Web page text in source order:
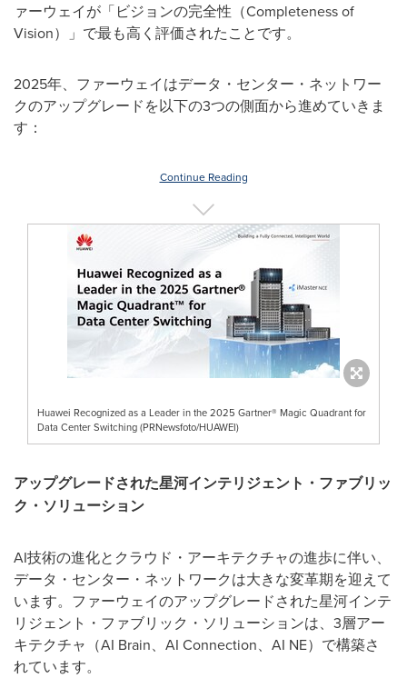
ァーウェイが「ビジョンの完全性（Completeness of
Vision）」で最も高く評価されたことです。
2025年、ファーウェイはデータ・センター・ネットワー
クのアップグレードを以下の3つの側面から進めていきま
す：
Continue Reading
Huawei Recognized as a Leader in the 2025 Gartner® Magic Quadrant for
Data Center Switching (PRNewsfoto/HUAWEI)
アップグレードされた星河インテリジェント・ファブリッ
ク・ソリューション
AI技術の進化とクラウド・アーキテクチャの進歩に伴い、
データ・センター・ネットワークは大きな変革期を迎えて
います。ファーウェイのアップグレードされた星河インテ
リジェント・ファブリック・ソリューションは、3層アー
キテクチャ（AI Brain、AI Connection、AI NE）で構築さ
れています。